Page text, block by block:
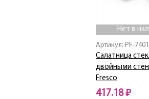
Нет в
Артикул: PF-
Салатница
двойными
Fresco
417.18 ₽